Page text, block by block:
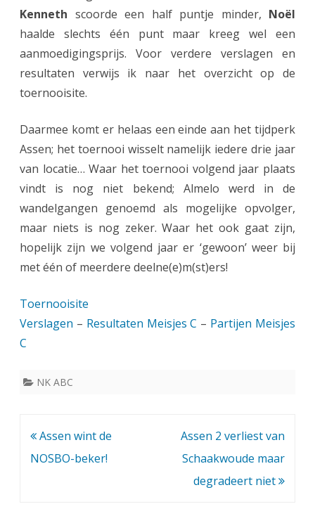
Kenneth scoorde een half puntje minder, Noël
haalde slechts één punt maar kreeg wel een
aanmoedigingsprijs. Voor verdere verslagen en
resultaten verwijs ik naar het overzicht op de
toernooisite.
Daarmee komt er helaas een einde aan het tijdperk
Assen; het toernooi wisselt namelijk iedere drie jaar
van locatie… Waar het toernooi volgend jaar plaats
vindt is nog niet bekend; Almelo werd in de
wandelgangen genoemd als mogelijke opvolger,
maar niets is nog zeker. Waar het ook gaat zijn,
hopelijk zijn we volgend jaar er ‘gewoon’ weer bij
met één of meerdere deelne(e)m(st)ers!
Toernooisite
Verslagen – Resultaten Meisjes C – Partijen Meisjes
C
NK ABC
Bericht
navigatie
Assen wint de
NOSBO-beker!
Assen 2 verliest van
Schaakwoude maar
degradeert niet